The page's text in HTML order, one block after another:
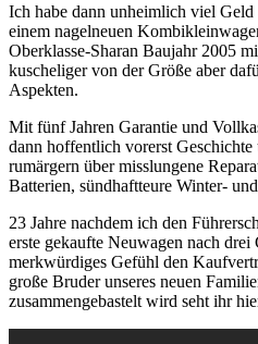
Ich habe dann unheimlich viel
einem nagelneuen
Oberklasse-Sharan Baujahr 2005
kuscheliger von der Größe aber
Aspekten.
Mit fünf Jahren Garantie und
dann hoffentlich vorerst
rumärgern über misslungene
Batterien, sündhaftteure Winter-
23 Jahre nachdem ich den
erste gekaufte Neuwagen nach
merkwürdiges Gefühl den
große Bruder unseres neuen
zusammengebastelt wird seht ihr